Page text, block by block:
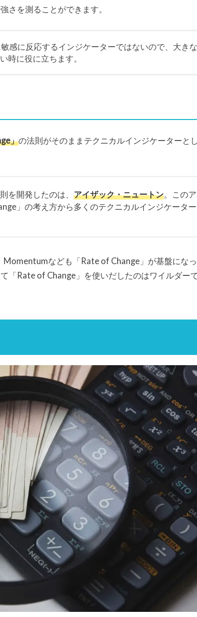
さを測ることができます。
感に反応するインジケーターではないので、大きな
時に役に立ちます。
」の法則がそのままテクニカルインジケーターと
を開発したのは、アイザック・ニュートン。このア
」の考え方から多くのテクニカルインジケーター
Momentumなども「Rate of Change」が基盤にな
「Rate of Change」を使いだしたのはワイルダー